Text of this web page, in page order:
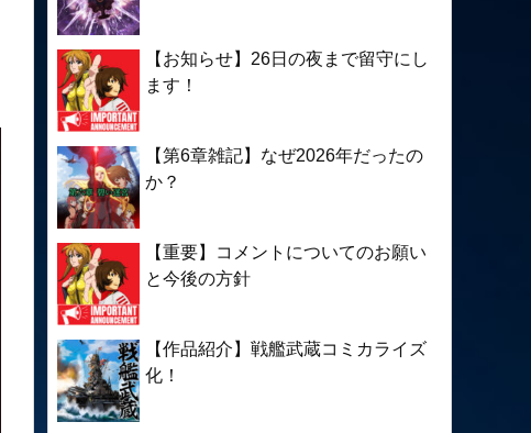
【お知らせ】26日の夜まで留守にし
ます！
【第6章雑記】なぜ2026年だったの
か？
【重要】コメントについてのお願い
と今後の方針
【作品紹介】戦艦武蔵コミカライズ
化！